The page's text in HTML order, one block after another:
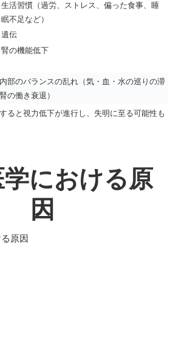
生活習慣（過労、ストレス、偏った食事、睡
眠不足など）
遺伝
腎の機能低下
部のバランスの乱れ（気・血・水の巡りの滞
の働き衰退）
ると視力低下が進行し、失明に至る可能性も
における原
因